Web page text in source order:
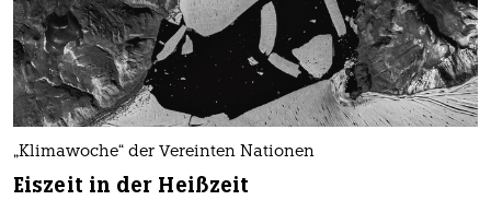
„Klimawoche“ der Vereinten Nationen
Eiszeit in der Heißzeit